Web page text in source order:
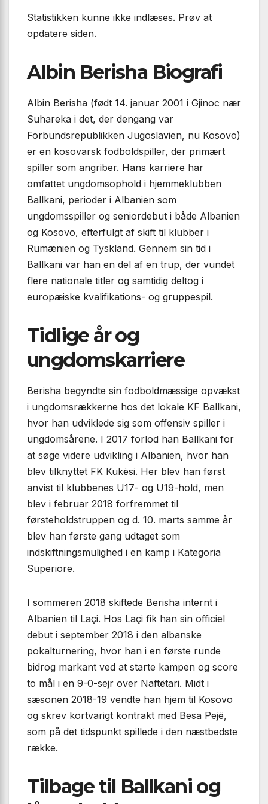
Statistikken kunne ikke indlæses. Prøv at
opdatere siden.
Albin Berisha Biografi
Albin Berisha (født 14. januar 2001 i Gjinoc nær
Suhareka i det, der dengang var
Forbundsrepublikken Jugoslavien, nu Kosovo)
er en kosovarsk fodboldspiller, der primært
spiller som angriber. Hans karriere har
omfattet ungdomsophold i hjemmeklubben
Ballkani, perioder i Albanien som
ungdomsspiller og seniordebut i både Albanien
og Kosovo, efterfulgt af skift til klubber i
Rumænien og Tyskland. Gennem sin tid i
Ballkani var han en del af en trup, der vundet
flere nationale titler og samtidig deltog i
europæiske kvalifikations- og gruppespil.
Tidlige år og
ungdomskarriere
Berisha begyndte sin fodboldmæssige opvækst
i ungdomsrækkerne hos det lokale KF Ballkani,
hvor han udviklede sig som offensiv spiller i
ungdomsårene. I 2017 forlod han Ballkani for
at søge videre udvikling i Albanien, hvor han
blev tilknyttet FK Kukësi. Her blev han først
anvist til klubbenes U17- og U19-hold, men
blev i februar 2018 forfremmet til
førsteholdstruppen og d. 10. marts samme år
blev han første gang udtaget som
indskiftningsmulighed i en kamp i Kategoria
Superiore.
I sommeren 2018 skiftede Berisha internt i
Albanien til Laçi. Hos Laçi fik han sin officiel
debut i september 2018 i den albanske
pokalturnering, hvor han i en første runde
bidrog markant ved at starte kampen og score
to mål i en 9-0-sejr over Naftëtari. Midt i
sæsonen 2018-19 vendte han hjem til Kosovo
og skrev kortvarigt kontrakt med Besa Pejë,
som på det tidspunkt spillede i den næstbedste
række.
Tilbage til Ballkani og